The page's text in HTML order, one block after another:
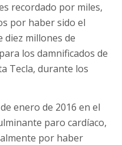
recordado por miles,
por haber sido el
diez millones de
los damnificados de
Tecla, durante los
enero de 2016 en el
paro cardíaco,
por haber